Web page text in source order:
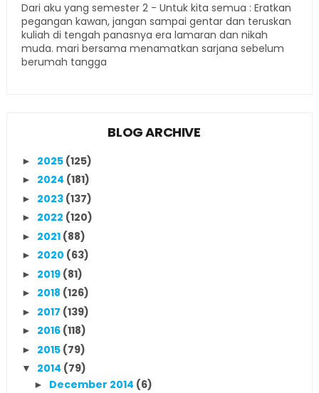
Dari aku yang semester 2 - Untuk kita semua : Eratkan
pegangan kawan, jangan sampai gentar dan teruskan
kuliah di tengah panasnya era lamaran dan nikah
muda. mari bersama menamatkan sarjana sebelum
berumah tangga
BLOG ARCHIVE
► 2025 (125)
► 2024 (181)
► 2023 (137)
► 2022 (120)
► 2021 (88)
► 2020 (63)
► 2019 (81)
► 2018 (126)
► 2017 (139)
► 2016 (118)
► 2015 (79)
▼ 2014 (79)
► December 2014 (6)